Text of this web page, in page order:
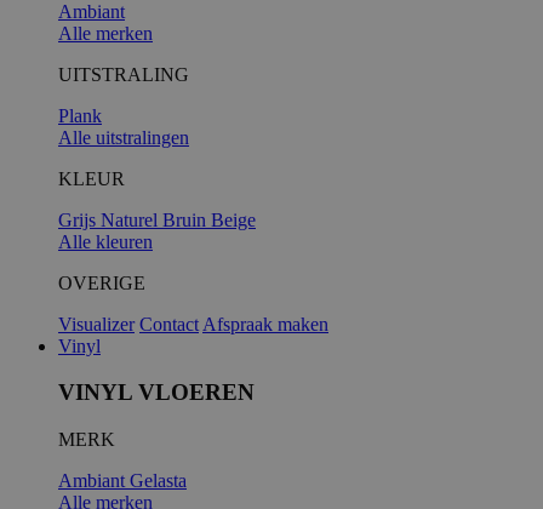
Ambiant
Alle merken
UITSTRALING
Plank
Alle uitstralingen
KLEUR
Grijs Naturel Bruin Beige
Alle kleuren
OVERIGE
Visualizer Contact Afspraak maken
Vinyl
VINYL VLOEREN
MERK
Ambiant Gelasta
Alle merken